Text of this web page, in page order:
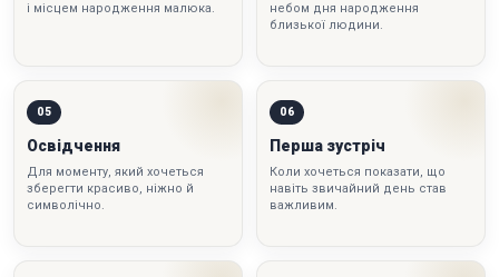
і місцем народження малюка.
небом дня народження
близької людини.
05
Освідчення
Для моменту, який хочеться
зберегти красиво, ніжно й
символічно.
06
Перша зустріч
Коли хочеться показати, що
навіть звичайний день став
важливим.